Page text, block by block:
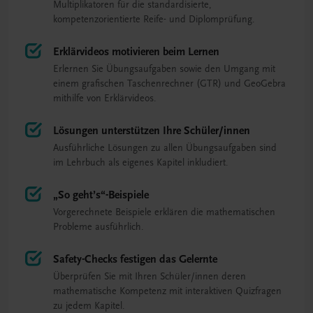
Multiplikatoren für die standardisierte,
kompetenzorientierte Reife- und Diplomprüfung.
Erklärvideos motivieren beim Lernen
Erlernen Sie Übungsaufgaben sowie den Umgang mit
einem grafischen Taschenrechner (GTR) und GeoGebra
mithilfe von Erklärvideos.
Lösungen unterstützen Ihre Schüler/innen
Ausführliche Lösungen zu allen Übungsaufgaben sind
im Lehrbuch als eigenes Kapitel inkludiert.
„So geht’s“-Beispiele
Vorgerechnete Beispiele erklären die mathematischen
Probleme ausführlich.
Safety-Checks festigen das Gelernte
Überprüfen Sie mit Ihren Schüler/innen deren
mathematische Kompetenz mit interaktiven Quizfragen
zu jedem Kapitel.